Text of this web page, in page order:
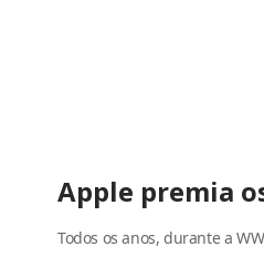
Apple premia
Todos os anos, durante a